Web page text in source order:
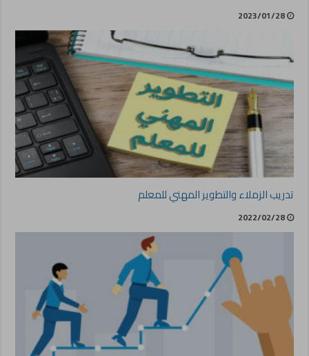
2023/01/28
تدريب الزملاء والتطوير المهني للمعلم
2022/02/28